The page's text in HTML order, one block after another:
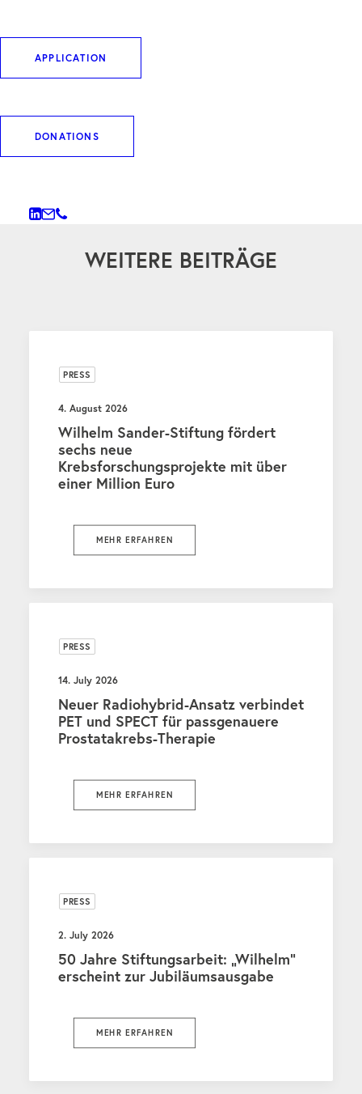
APPLICATION
DONATIONS
DOWNLOAD ARTIKEL
WEITERE BEITRÄGE
PRESS
4. August 2026
Wilhelm Sander-Stiftung fördert
sechs neue
Krebsforschungsprojekte mit über
einer Million Euro
MEHR ERFAHREN
PRESS
14. July 2026
Neuer Radiohybrid-Ansatz verbindet
PET und SPECT für passgenauere
Prostatakrebs-Therapie
MEHR ERFAHREN
PRESS
2. July 2026
50 Jahre Stiftungsarbeit: „Wilhelm“
erscheint zur Jubiläumsausgabe
MEHR ERFAHREN